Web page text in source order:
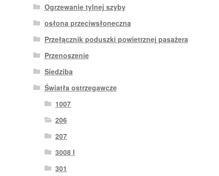
Ogrzewanie tylnej szyby
osłona przeciwsłoneczna
Przełącznik poduszki powietrznej pasażera
Przenoszenie
Siedziba
Światła ostrzegawcze
1007
206
207
3008 I
301